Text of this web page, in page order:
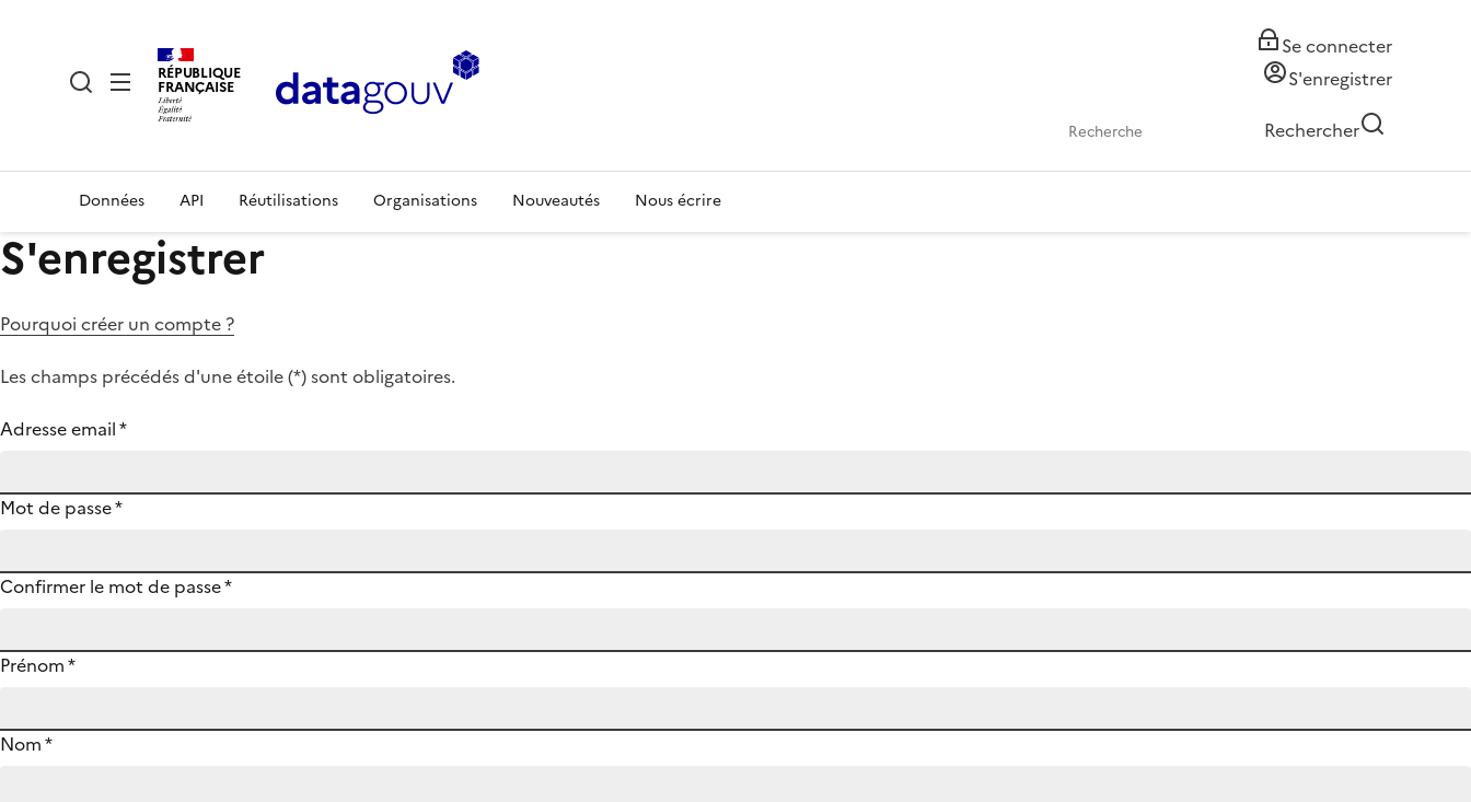
RÉPUBLIQUE
FRANÇAISE
Se connecter
S'enregistrer
Rechercher
Données API Réutilisations Organisations Nouveautés Nous écrire
S'enregistrer
Pourquoi créer un compte ?
Les champs précédés d'une étoile (*) sont obligatoires.
Adresse email*
Mot de passe*
Confirmer le mot de passe*
Prénom*
Nom*